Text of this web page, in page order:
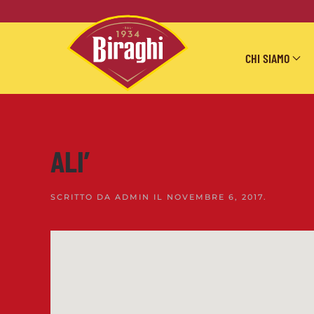
Skip to main content
CHI SIAMO
ALI’
SCRITTO DA ADMIN IL NOVEMBRE 6, 2017.